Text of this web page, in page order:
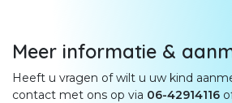
Meer informatie &
Heeft u vragen of wilt u uw kind
contact met ons op via 06-42914116